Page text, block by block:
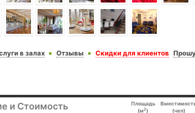
в залах Отзывы Скидки для клиентов
и Стоимость
Площадь
(м2)
(чел)